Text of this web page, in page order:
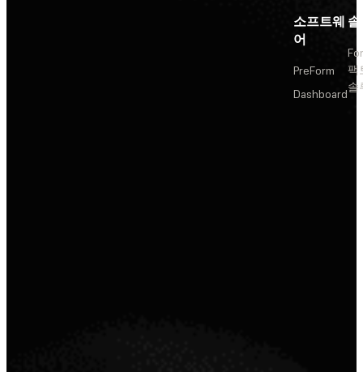
소프트웨
어
PreForm
Dashboard
팩
솔